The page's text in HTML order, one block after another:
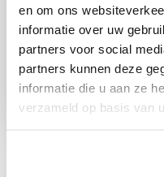
en om ons
informatie over uw
partners voor social
partners kunnen deze
informatie die u aan ze
verzameld op basis van